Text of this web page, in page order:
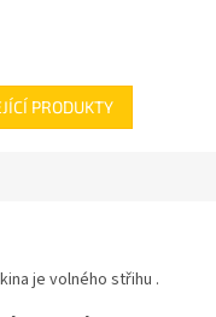
PRODUKTY
je volného střihu .